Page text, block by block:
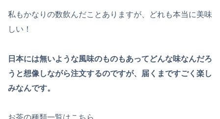
私もかなりの数飲んだことありますが、どれも本当に美味
しい！
日本には無いような風味のものもあってどんな味なんだろ
うと想像しながら注文するのですが、届くまですごく楽し
みなんです。
お茶の種類一覧はこちら